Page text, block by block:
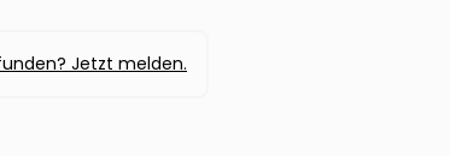
Jetzt melden.